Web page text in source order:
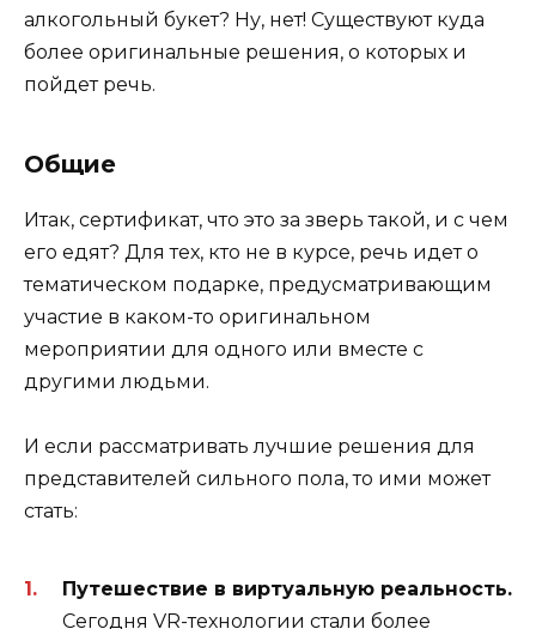
алкогольный букет? Ну, нет! Существуют куда
более оригинальные решения, о которых и
пойдет речь.
Общие
Итак, сертификат, что это за зверь такой, и с чем
его едят? Для тех, кто не в курсе, речь идет о
тематическом подарке, предусматривающим
участие в каком-то оригинальном
мероприятии для одного или вместе с
другими людьми.
И если рассматривать лучшие решения для
представителей сильного пола, то ими может
стать:
Путешествие в виртуальную реальность.
Сегодня VR-технологии стали более